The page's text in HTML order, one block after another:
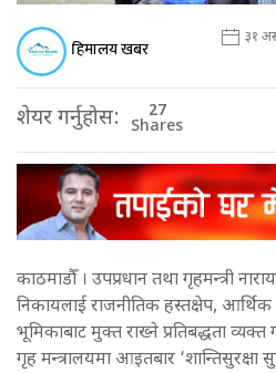
हिमालय खबर ३१
शेयर गर्नुहोस: 27
Shares
काठमाडौँ । उपप्रधान तथा गृहमन्त्री
निकायलाई राजनीतिक हस्तक्षेप,
भूमिकाबाट मुक्त राख्ने प्रतिबद्धता
गृह मन्त्रालयमा आइतबार ‘शान्तिसुरक्षा